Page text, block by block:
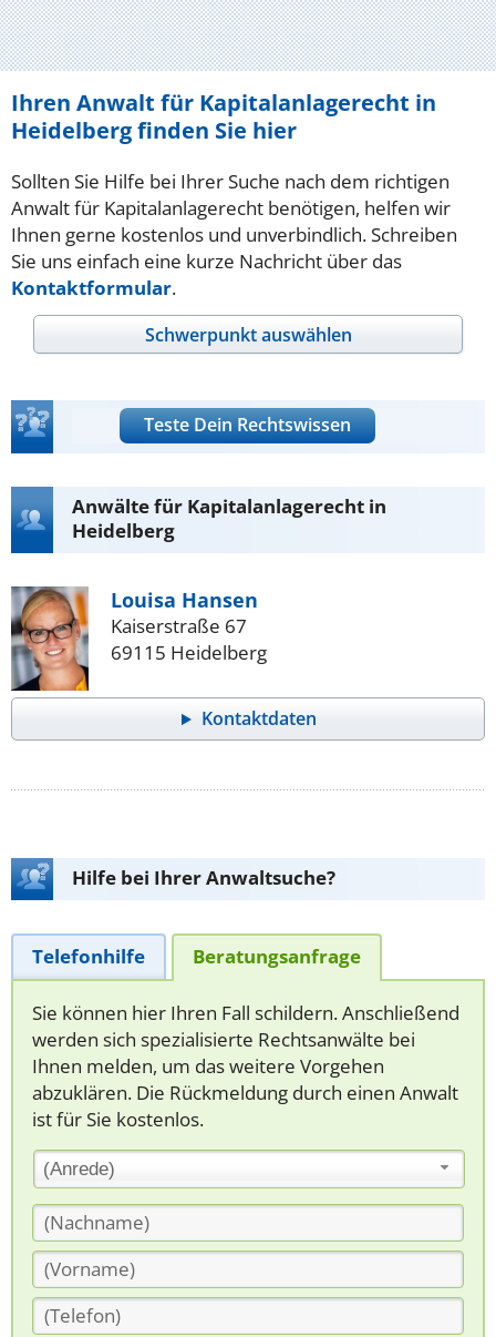
Ihren Anwalt für Kapitalanlagerecht in
Heidelberg finden Sie hier
Sollten Sie Hilfe bei Ihrer Suche nach dem richtigen
Anwalt für Kapitalanlagerecht benötigen, helfen wir
Ihnen gerne kostenlos und unverbindlich. Schreiben
Sie uns einfach eine kurze Nachricht über das
Kontaktformular.
Schwerpunkt auswählen
Teste Dein Rechtswissen
Anwälte für Kapitalanlagerecht in
Heidelberg
Louisa Hansen
Kaiserstraße 67
69115 Heidelberg
Kontaktdaten
Hilfe bei Ihrer Anwaltsuche?
Telefonhilfe Beratungsanfrage
Sie können hier Ihren Fall schildern. Anschließend
werden sich spezialisierte Rechtsanwälte bei
Ihnen melden, um das weitere Vorgehen
abzuklären. Die Rückmeldung durch einen Anwalt
ist für Sie kostenlos.
(Anrede)